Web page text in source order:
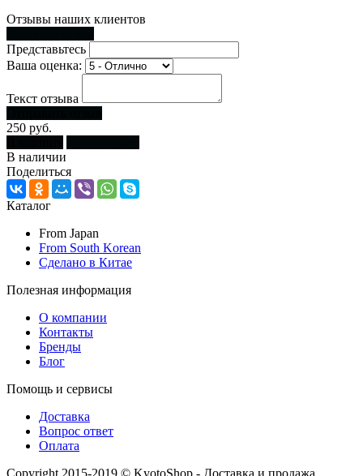
Отзывы наших клиентов
Представьтесь
Ваша оценка:
Текст отзыва
250 руб.
В наличии
Поделиться
Каталог
From Japan
From South Korean
Сделано в Китае
Полезная информация
О компании
Контакты
Бренды
Блог
Помощь и сервисы
Доставка
Вопрос ответ
Оплата